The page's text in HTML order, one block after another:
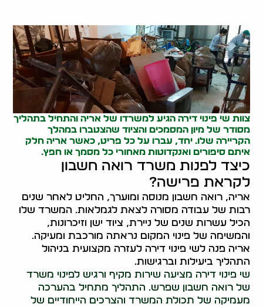
צוות שי פינוי דירה הגיע למשרדו של אריה והתחיל בתהליך
מסודר של מיון המסמכים והציוד שהצטברו במהלך
הקריירה שלו. יחד, עברו על כל פריט, כאשר אריה חלק
איתם סיפורים ואנקדוטות מאחורי כל מסמך או חפץ.
כיצד לפנות משרד רואה חשבון
לקראת פרישה?
אריה, רואה חשבון מנוסה ומוערך, החליט לאחר שנים
רבות של עבודה מסורה לצאת לגמלאות. המשרד שלו
הכיל עשרות שנים של ניירת, ציוד ישן וזיכרונות,
והמשימה של פינוי המקום נראתה מורכבת ומעיקה.
אריה פנה לשי פינוי דירה לעזרה מקצועית בניהול
התהליך ביעילות וברגישות.
שי פינוי דירה מציעה שירות מקיף ורגיש לפינוי משרד
של רואה חשבון שפרש. התהליך מתחיל בהערכה
מעמיקה של תכולת המשרד והצרכים הייחודיים של